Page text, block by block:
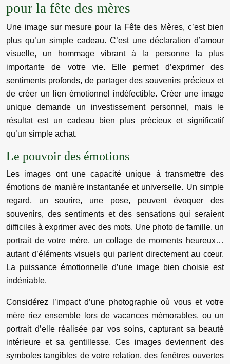
pour la fête des mères
Une image sur mesure pour la Fête des Mères, c’est bien
plus qu’un simple cadeau. C’est une déclaration d’amour
visuelle, un hommage vibrant à la personne la plus
importante de votre vie. Elle permet d’exprimer des
sentiments profonds, de partager des souvenirs précieux et
de créer un lien émotionnel indéfectible. Créer une image
unique demande un investissement personnel, mais le
résultat est un cadeau bien plus précieux et significatif
qu’un simple achat.
Le pouvoir des émotions
Les images ont une capacité unique à transmettre des
émotions de manière instantanée et universelle. Un simple
regard, un sourire, une pose, peuvent évoquer des
souvenirs, des sentiments et des sensations qui seraient
difficiles à exprimer avec des mots. Une photo de famille, un
portrait de votre mère, un collage de moments heureux…
autant d’éléments visuels qui parlent directement au cœur.
La puissance émotionnelle d’une image bien choisie est
indéniable.
Considérez l’impact d’une photographie où vous et votre
mère riez ensemble lors de vacances mémorables, ou un
portrait d’elle réalisée par vos soins, capturant sa beauté
intérieure et sa gentillesse. Ces images deviennent des
symboles tangibles de votre relation, des fenêtres ouvertes